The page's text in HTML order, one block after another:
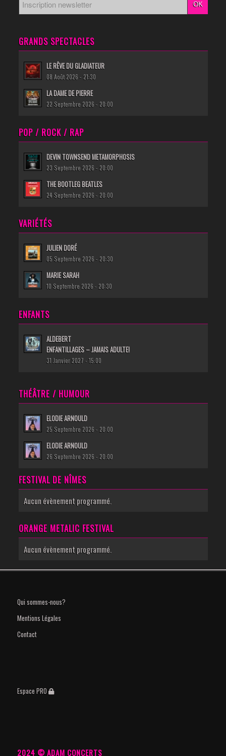
GRANDS SPECTACLES
LE RÊVE DU GLADIATEUR
08 Août 2026 - 21:30
LA DAME DE PIERRE
22 Septembre 2026 - 20:00
POP / ROCK / RAP
DEVIN TOWNSEND METAMORPHOSIS
23 Septembre 2026 - 20:00
THE BOOTLEG BEATLES
24 Septembre 2026 - 20:00
VARIÉTÉS
JULIEN DORÉ
05 Septembre 2026 - 20:30
MARIE SARAH
10 Septembre 2026 - 20:30
ENFANTS
ALDEBERT
ENFANTILLAGES – JAMAIS ADULTE!
31 Janvier 2027 - 15:00
THÉÂTRE / HUMOUR
ELODIE ARNOULD
25 Septembre 2026 - 20:00
ELODIE ARNOULD
26 Septembre 2026 - 20:00
FESTIVAL DE NÎMES
Aucun évènement programmé.
ORANGE METALIC FESTIVAL
Aucun évènement programmé.
Qui sommes-nous?
Mentions Légales
Contact
Espace PRO
2024 © ADAM CONCERTS